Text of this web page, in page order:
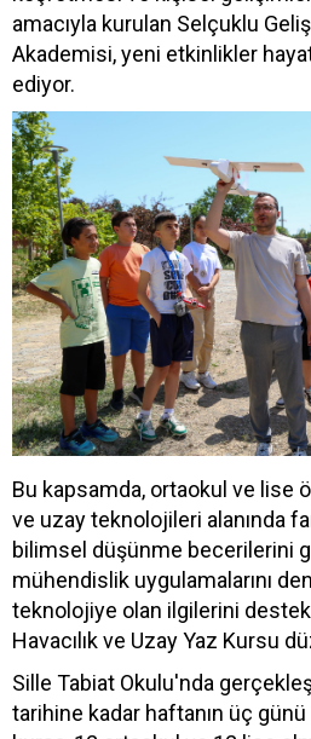
amacıyla kurulan Selçuklu
Akademisi, yeni etkinlikler
ediyor.
Bu kapsamda, ortaokul ve lise
ve uzay teknolojileri alanında
bilimsel düşünme becerilerini
mühendislik uygulamalarını
teknolojiye olan ilgilerini
Havacılık ve Uzay Yaz Kursu
Sille Tabiat Okulu'nda
tarihine kadar haftanın üç